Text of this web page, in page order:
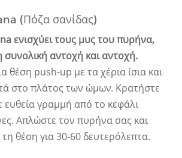
(Πόζα σανίδας)
ενισχύει τους μυς του πυρήνα,
συνολική αντοχή και αντοχή.
θέση push-up με τα χέρια ίσια και
στο πλάτος των ώμων. Κρατήστε
γραμμή από το κεφάλι
Απλώστε τον πυρήνα σας και
θέση για 30-60 δευτερόλεπτα.